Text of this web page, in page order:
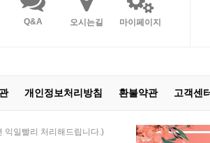
Q&A 오시는길 마이페이지
개인정보처리방침 환불약관 고객센
익일빨리 처리해드립니다.)